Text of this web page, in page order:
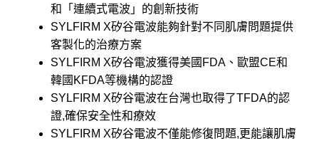
和「連續式電波」的創新技術
SYLFIRM X矽谷電波能夠針對不同肌膚問題提供
客製化的治療方案
SYLFIRM X矽谷電波獲得美國FDA、歐盟CE和
韓國KFDA等機構的認證
SYLFIRM X矽谷電波在台灣也取得了TFDA的認
證,確保安全性和療效
SYLFIRM X矽谷電波不僅能修復問題,更能讓肌膚